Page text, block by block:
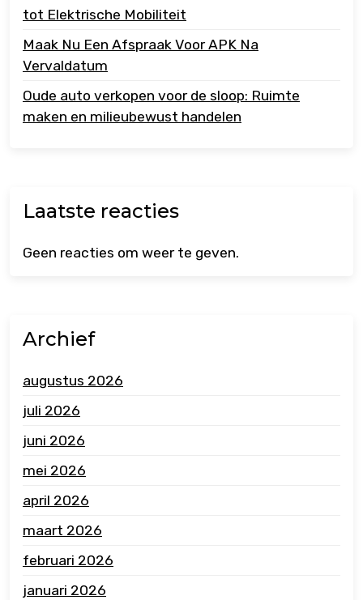
tot Elektrische Mobiliteit
Maak Nu Een Afspraak Voor APK Na
Vervaldatum
Oude auto verkopen voor de sloop: Ruimte
maken en milieubewust handelen
Laatste reacties
Geen reacties om weer te geven.
Archief
augustus 2026
juli 2026
juni 2026
mei 2026
april 2026
maart 2026
februari 2026
januari 2026